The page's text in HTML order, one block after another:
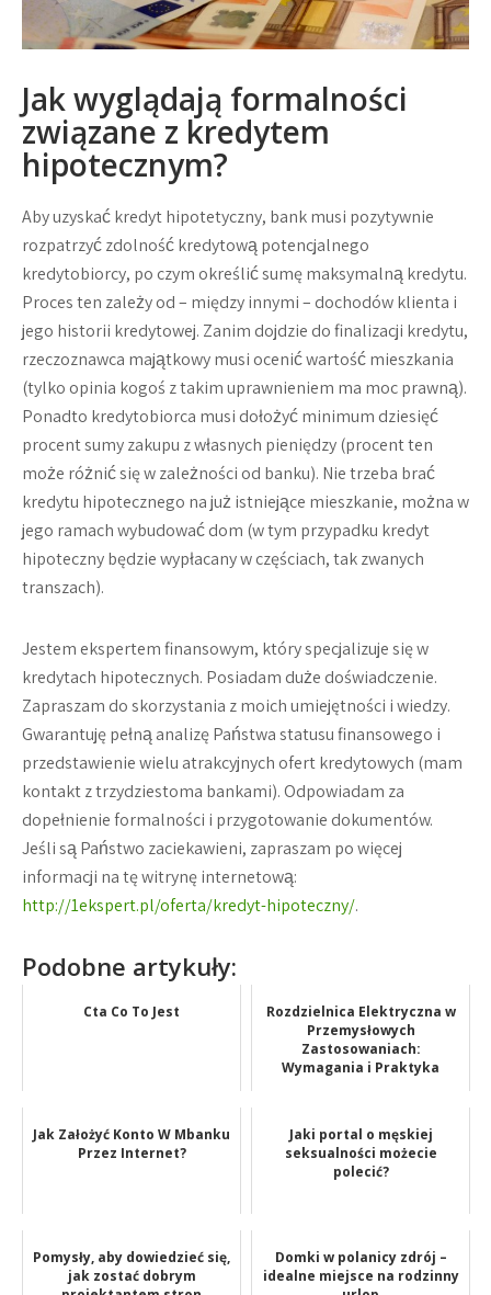
Jak wyglądają formalności
związane z kredytem
hipotecznym?
Aby uzyskać kredyt hipotetyczny, bank musi pozytywnie
rozpatrzyć zdolność kredytową potencjalnego
kredytobiorcy, po czym określić sumę maksymalną kredytu.
Proces ten zależy od – między innymi – dochodów klienta i
jego historii kredytowej. Zanim dojdzie do finalizacji kredytu,
rzeczoznawca majątkowy musi ocenić wartość mieszkania
(tylko opinia kogoś z takim uprawnieniem ma moc prawną).
Ponadto kredytobiorca musi dołożyć minimum dziesięć
procent sumy zakupu z własnych pieniędzy (procent ten
może różnić się w zależności od banku). Nie trzeba brać
kredytu hipotecznego na już istniejące mieszkanie, można w
jego ramach wybudować dom (w tym przypadku kredyt
hipoteczny będzie wypłacany w częściach, tak zwanych
transzach).
Jestem ekspertem finansowym, który specjalizuje się w
kredytach hipotecznych. Posiadam duże doświadczenie.
Zapraszam do skorzystania z moich umiejętności i wiedzy.
Gwarantuję pełną analizę Państwa statusu finansowego i
przedstawienie wielu atrakcyjnych ofert kredytowych (mam
kontakt z trzydziestoma bankami). Odpowiadam za
dopełnienie formalności i przygotowanie dokumentów.
Jeśli są Państwo zaciekawieni, zapraszam po więcej
informacji na tę witrynę internetową:
http://1ekspert.pl/oferta/kredyt-hipoteczny/.
Podobne artykuły:
Cta Co To Jest
Rozdzielnica Elektryczna w
Przemysłowych
Zastosowaniach:
Wymagania i Praktyka
Jak Założyć Konto W Mbanku
Przez Internet?
Jaki portal o męskiej
seksualności możecie
polecić?
Pomysły, aby dowiedzieć się,
jak zostać dobrym
Domki w polanicy zdrój –
idealne miejsce na rodzinny